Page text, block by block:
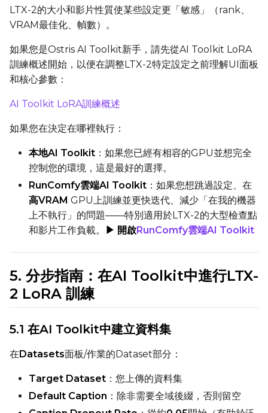
ToggleForce First
Force First Sample
Sample Prompts (10)
Seed
LoRA Scale
Prompt
Width
LTX-2的大小和影片性質使某些設定更「敏感」（rank、
VRAM最佳化、幀數）。
如果您是Ostris AI Toolkit新手，請先從AI Toolkit LoRA
訓練概述開始，以便在調整LTX-2特定設定之前理解UI面板
和核心參數：
AI Toolkit LoRA訓練概述
如果您在決定在哪裡執行：
本地AI Toolkit ：如果您已經有相容的GPU並想完全
控制您的環境，這是最好的選擇。
RunComfy雲端AI Toolkit ：如果您想跳過設定、在
高VRAM GPU上訓練並更快迭代、減少「在我的機器
上不執行」的問題——特別適用於LTX-2的大型檢查點
和影片工作負載。
▶ 開啟RunComfy雲端AI Toolkit
5. 分步指南：在AI Toolkit中進行LTX-
2 LoRA 訓練
5.1 在AI Toolkit中建立資料集
在Datasets面板/作業的Dataset部分：
Target Dataset ：您上傳的資料集
Default Caption ：除非需要全域後綴，否則留空